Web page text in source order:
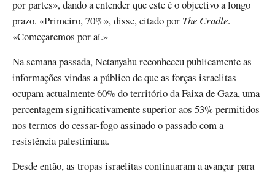
por partes», dando a entender que este é o objectivo a longo
prazo. «Primeiro, 70%», disse, citado por The Cradle.
«Começaremos por aí.»
Na semana passada, Netanyahu reconheceu publicamente as
informações vindas a público de que as forças israelitas
ocupam actualmente 60% do território da Faixa de Gaza, uma
percentagem significativamente superior aos 53% permitidos
nos termos do cessar-fogo assinado o passado com a
resistência palestiniana.
Desde então, as tropas israelitas continuaram a avançar para